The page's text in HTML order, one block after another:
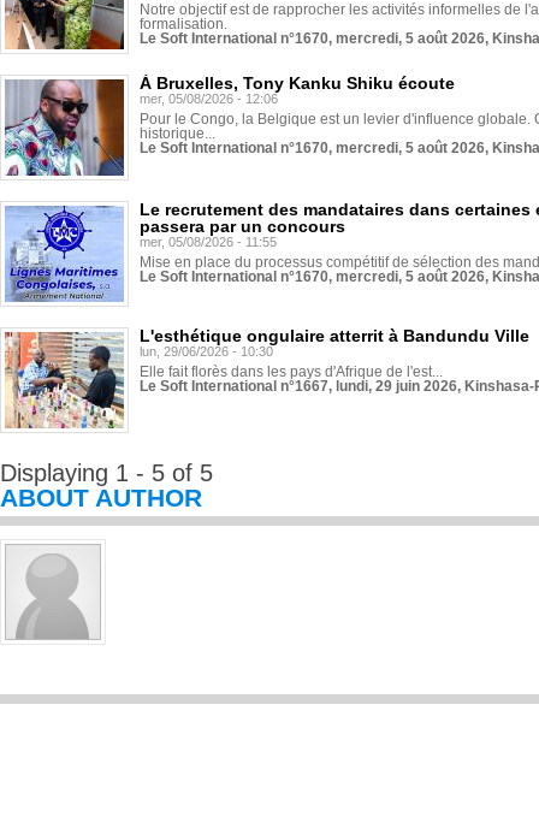
Notre objectif est de rapprocher les activités informelles de
formalisation.
Le Soft International n°1670, mercredi, 5 août 2026,
À Bruxelles, Tony Kanku Shiku écoute
mer, 05/08/2026 - 12:06
Pour le Congo, la Belgique est un levier d'influence globale.
historique...
Le Soft International n°1670, mercredi, 5 août 2026,
Le recrutement des mandataires dans
passera par un concours
mer, 05/08/2026 - 11:55
Mise en place du processus compétitif de sélection des
Le Soft International n°1670, mercredi, 5 août 2026,
L'esthétique ongulaire atterrit à Bandundu Ville
lun, 29/06/2026 - 10:30
Elle fait florès dans les pays d'Afrique de l'est...
Le Soft International n°1667, lundi, 29 juin 2026,
Displaying 1 - 5 of 5
ABOUT AUTHOR